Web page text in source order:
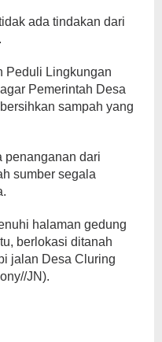
ada tindakan dari
Peduli Lingkungan
Pemerintah Desa
sampah yang
penanganan dari
sumber segala
halaman gedung
berlokasi ditanah
jalan Desa Cluring
JN).